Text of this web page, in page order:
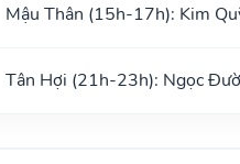
Mậu Thân (15h-17h): Kim
Tân Hợi (21h-23h): Ngọc